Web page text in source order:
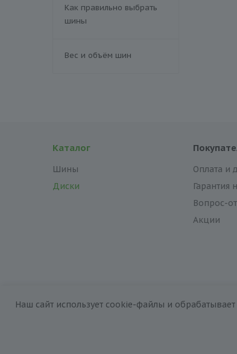
Как правильно выбрать
шины
Вес и объём шин
Каталог
Шины
Диски
Оплата и
Гарантия
Вопрос-
Акции
Наш сайт использует cookie-файлы и